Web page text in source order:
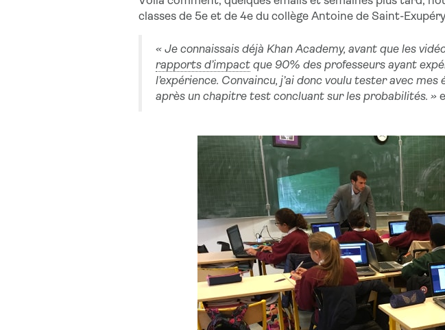
classes de 5e et de 4e du collège Antoine de Saint-
« Je connaissais déjà Khan Academy, avant que les
rapports d’impact que 90% des professeurs ayant
l’expérience. Convaincu, j’ai donc voulu tester avec
après un chapitre test concluant sur les probabilités. »